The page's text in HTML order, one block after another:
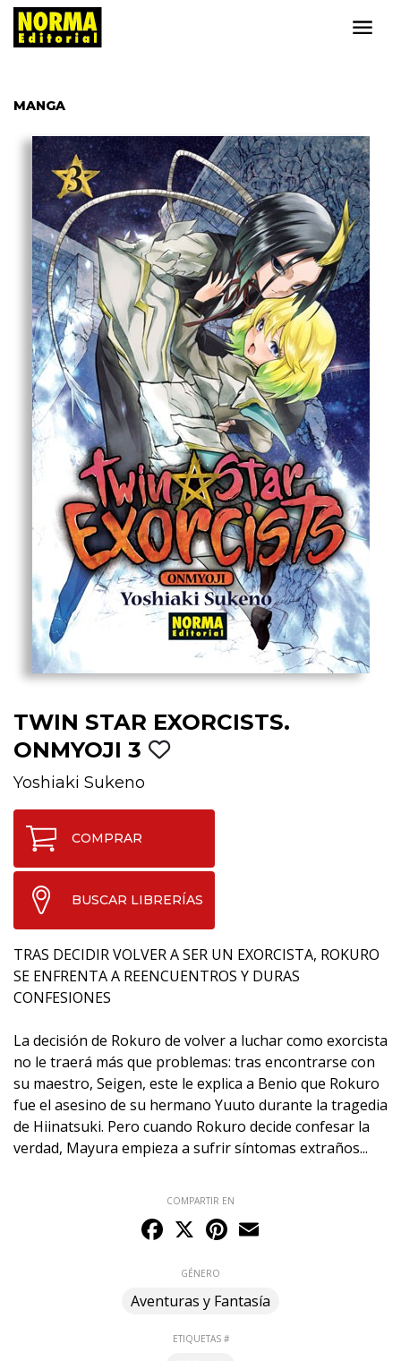
MANGA
TWIN STAR EXORCISTS.
ONMYOJI 3
Yoshiaki Sukeno
COMPRAR
BUSCAR LIBRERÍAS
TRAS DECIDIR VOLVER A SER UN EXORCISTA, ROKURO
SE ENFRENTA A REENCUENTROS Y DURAS
CONFESIONES
La decisión de Rokuro de volver a luchar como exorcista
no le traerá más que problemas: tras encontrarse con
su maestro, Seigen, este le explica a Benio que Rokuro
fue el asesino de su hermano Yuuto durante la tragedia
de Hiinatsuki. Pero cuando Rokuro decide confesar la
verdad, Mayura empieza a sufrir síntomas extraños...
COMPARTIR EN
Facebook
X Pinterest
GÉNERO
Aventuras y Fantasía
ETIQUETAS #